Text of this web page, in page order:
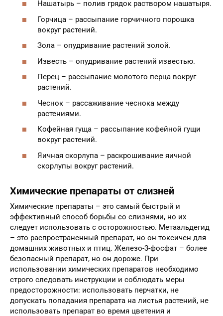
Нашатырь – полив грядок раствором нашатыря.
Горчица – рассыпание горчичного порошка
вокруг растений.
Зола – опудривание растений золой.
Известь – опудривание растений известью.
Перец – рассыпание молотого перца вокруг
растений.
Чеснок – рассаживание чеснока между
растениями.
Кофейная гуща – рассыпание кофейной гущи
вокруг растений.
Яичная скорлупа – раскрошивание яичной
скорлупы вокруг растений.
Химические препараты от слизней
Химические препараты – это самый быстрый и
эффективный способ борьбы со слизнями, но их
следует использовать с осторожностью. Метаальдегид
– это распространенный препарат, но он токсичен для
домашних животных и птиц. Железо-3-фосфат – более
безопасный препарат, но он дороже. При
использовании химических препаратов необходимо
строго следовать инструкции и соблюдать меры
предосторожности: использовать перчатки, не
допускать попадания препарата на листья растений, не
использовать препарат во время цветения и